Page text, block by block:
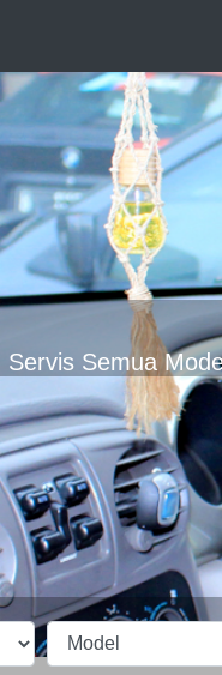
Servis Semua